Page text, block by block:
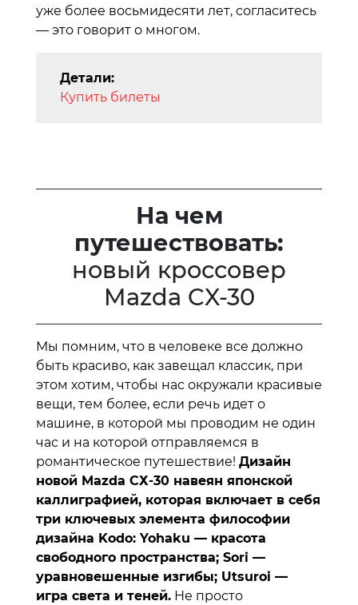
уже более восьмидесяти лет, согласитесь
— это говорит о многом.
Детали:
Купить билеты
На чем
путешествовать:
новый кроссовер
Mazda CX-30
Мы помним, что в человеке все должно
быть красиво, как завещал классик, при
этом хотим, чтобы нас окружали красивые
вещи, тем более, если речь идет о
машине, в которой мы проводим не один
час и на которой отправляемся в
романтическое путешествие! Дизайн
новой Mazda СХ-30 навеян японской
каллиграфией, которая включает в себя
три ключевых элемента философии
дизайна Kodo: Yohaku — красота
свободного пространства; Sori —
уравновешенные изгибы; Utsuroi —
игра света и теней. Не просто